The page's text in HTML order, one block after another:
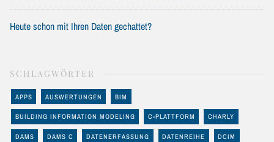
Heute schon mit Ihren Daten gechattet?
SCHLAGWÖRTER
APPS AUSWERTUNGEN BIM
BUILDING INFORMATION MODELING C-PLATTFORM CHARLY
DAMS DAMS C DATENERFASSUNG DATENREIHE DCIM